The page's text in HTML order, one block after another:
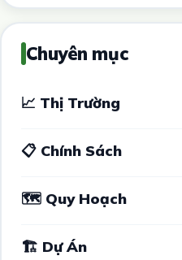
Chuyên mục
📈 Thị Trường
📋 Chính Sách
🗺 Quy Hoạch
🏗 Dự Án